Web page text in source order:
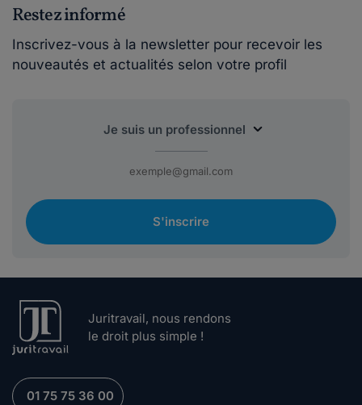
Restez informé
Inscrivez-vous à la newsletter pour recevoir les
nouveautés et actualités selon votre profil
S'inscrire
Juritravail, nous rendons
le droit plus simple !
01 75 75 36 00